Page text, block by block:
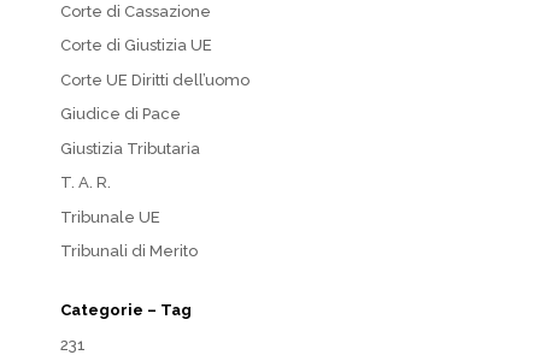
Corte di Cassazione
Corte di Giustizia UE
Corte UE Diritti dell’uomo
Giudice di Pace
Giustizia Tributaria
T. A. R.
Tribunale UE
Tribunali di Merito
Categorie – Tag
231